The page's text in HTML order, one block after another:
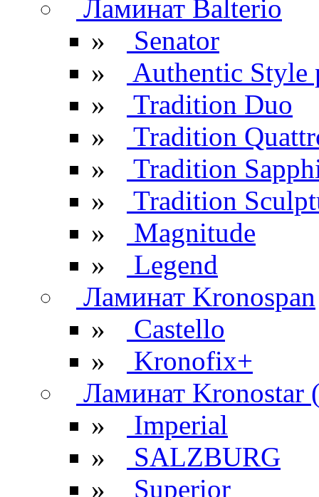
Ламинат Balterio
»
Senator
»
Authentic Style
»
Tradition Duo
»
Tradition
»
Tradition
»
Tradition
»
Magnitude
»
Legend
Ламинат Kronospan
»
Castello
»
Kronofix+
Ламинат Kronostar
»
Imperial
»
SALZBURG
»
Superior